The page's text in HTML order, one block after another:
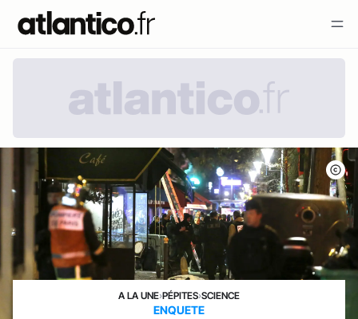
A LA UNE›PÉPITES›SCIENCE
ENQUETE